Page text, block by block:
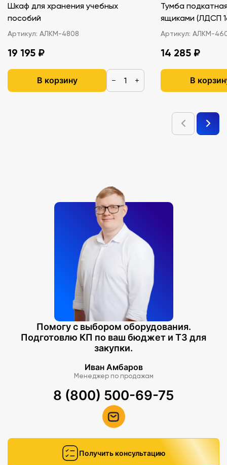
Шкаф для хранения учебных
пособий
Артикул: АЛКМ-4808
19 195 ₽
В корзину − +
Тумба
ящиками
Артикул: АЛКМ-
14 285 ₽
В
Помогу с выбором оборудования.
Подготовлю КП по ваш бюджет и ТЗ для
закупки.
Иван Амбаров
Менеджер по продажам
8 (800) 500-69-75
Получить консультацию